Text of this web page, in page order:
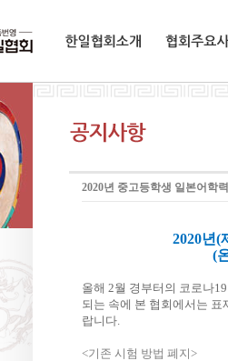
2020년 중고등학생 일본어학
2020년(제22회)
(온라인 시
올해 2월 경부터의 코로나
되는 속에 본 협회에서는
랍니다.
<기존 시험 방법 폐지>